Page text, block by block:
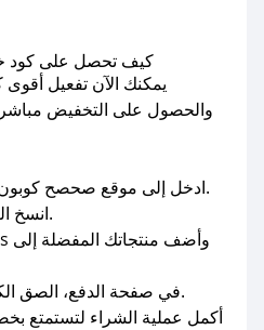
كيف تحصل على
يمكنك الآن تفعيل
والحصول على التخفيض
ادخل إلى موقع صحصح كوبون.
انسخ الكود الذي يناسب مشترياتك.
في صفحة الدفع، الصق الكود في الخانة المخصصة له.